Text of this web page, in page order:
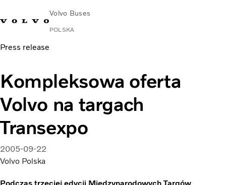
Volvo Buses
POLSKA
Press release
Kompleksowa oferta
Volvo na targach
Transexpo
2005-09-22
Volvo Polska
Podczas trzeciej edycji Międzynarodowych Targów